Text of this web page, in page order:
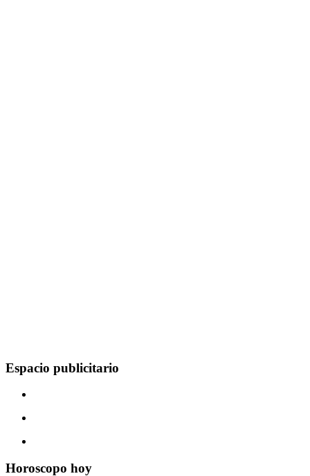
Espacio publicitario
Horoscopo hoy